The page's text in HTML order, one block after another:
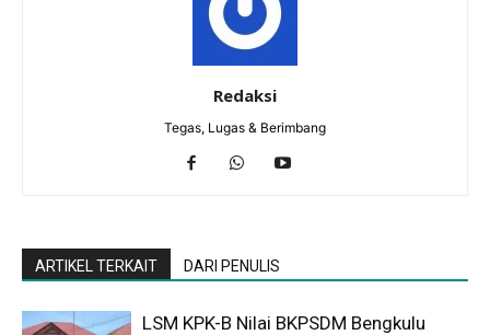
Redaksi
Tegas, Lugas & Berimbang
ARTIKEL TERKAIT DARI PENULIS
LSM KPK-B Nilai BKPSDM Bengkulu